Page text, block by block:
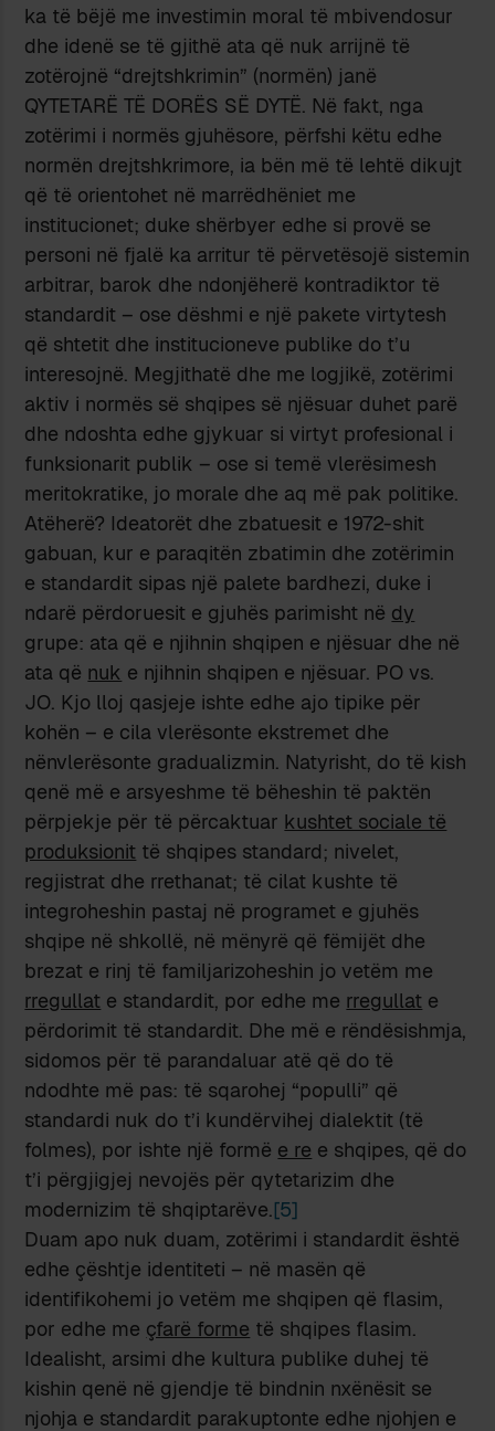
ka të bëjë me investimin moral të mbivendosur
dhe idenë se të gjithë ata që nuk arrijnë të
zotërojnë “drejtshkrimin” (normën) janë
QYTETARË TË DORËS SË DYTË. Në fakt, nga
zotërimi i normës gjuhësore, përfshi këtu edhe
normën drejtshkrimore, ia bën më të lehtë dikujt
që të orientohet në marrëdhëniet me
institucionet; duke shërbyer edhe si provë se
personi në fjalë ka arritur të përvetësojë sistemin
arbitrar, barok dhe ndonjëherë kontradiktor të
standardit – ose dëshmi e një pakete virtytesh
që shtetit dhe institucioneve publike do t’u
interesojnë. Megjithatë dhe me logjikë, zotërimi
aktiv i normës së shqipes së njësuar duhet parë
dhe ndoshta edhe gjykuar si virtyt profesional i
funksionarit publik – ose si temë vlerësimesh
meritokratike, jo morale dhe aq më pak politike.
Atëherë? Ideatorët dhe zbatuesit e 1972-shit
gabuan, kur e paraqitën zbatimin dhe zotërimin
e standardit sipas një palete bardhezi, duke i
ndarë përdoruesit e gjuhës parimisht në dy
grupe: ata që e njihnin shqipen e njësuar dhe në
ata që nuk e njihnin shqipen e njësuar. PO vs.
JO. Kjo lloj qasjeje ishte edhe ajo tipike për
kohën – e cila vlerësonte ekstremet dhe
nënvlerësonte gradualizmin. Natyrisht, do të kish
qenë më e arsyeshme të bëheshin të paktën
përpjekje për të përcaktuar kushtet sociale të
produksionit të shqipes standard; nivelet,
regjistrat dhe rrethanat; të cilat kushte të
integroheshin pastaj në programet e gjuhës
shqipe në shkollë, në mënyrë që fëmijët dhe
brezat e rinj të familjarizoheshin jo vetëm me
rregullat e standardit, por edhe me rregullat e
përdorimit të standardit. Dhe më e rëndësishmja,
sidomos për të parandaluar atë që do të
ndodhte më pas: të sqarohej “populli” që
standardi nuk do t’i kundërvihej dialektit (të
folmes), por ishte një formë e re e shqipes, që do
t’i përgjigjej nevojës për qytetarizim dhe
modernizim të shqiptarëve.[5]
Duam apo nuk duam, zotërimi i standardit është
edhe çështje identiteti – në masën që
identifikohemi jo vetëm me shqipen që flasim,
por edhe me çfarë forme të shqipes flasim.
Idealisht, arsimi dhe kultura publike duhej të
kishin qenë në gjendje të bindnin nxënësit se
njohja e standardit parakuptonte edhe njohjen e